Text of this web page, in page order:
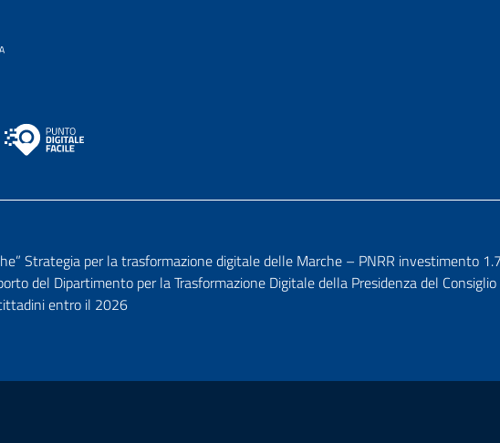
Strategia per la trasformazione digitale delle Marche – PNRR investimento
del Dipartimento per la Trasformazione Digitale della Presidenza del
entro il 2026